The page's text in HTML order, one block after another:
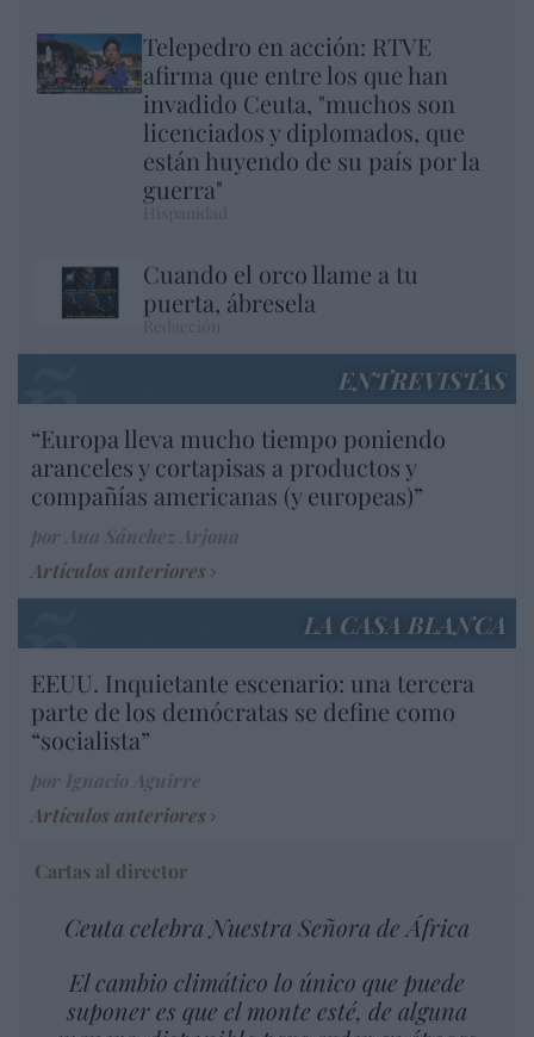
Telepedro en acción: RTVE
afirma que entre los que han
invadido Ceuta, "muchos son
licenciados y diplomados, que
están huyendo de su país por la
guerra"
Cuando el orco llame a tu
puerta, ábresela
ENTREVISTAS
“Europa lleva mucho tiempo poniendo
aranceles y cortapisas a productos y
compañías americanas (y europeas)”
Artículos anteriores
LA CASA BLANCA
EEUU. Inquietante escenario: una tercera
parte de los demócratas se define como
“socialista”
Artículos anteriores
Cartas al director
Ceuta celebra Nuestra Señora de África
El cambio climático lo único que puede
suponer es que el monte esté, de alguna